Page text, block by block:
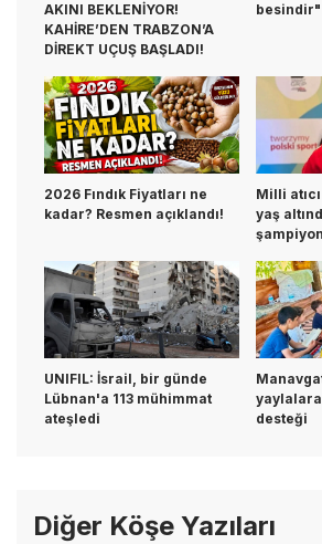
AKINI BEKLENİYOR!
KAHİRE’DEN TRABZON’A
DİREKT UÇUŞ BAŞLADI!
besindir"
2026 Fındık Fiyatları ne
kadar? Resmen açıklandı!
Milli
yaş
UNIFIL: İsrail, bir günde
Lübnan'a 113 mühimmat
ateşledi
desteği
Diğer Köşe Yazıları